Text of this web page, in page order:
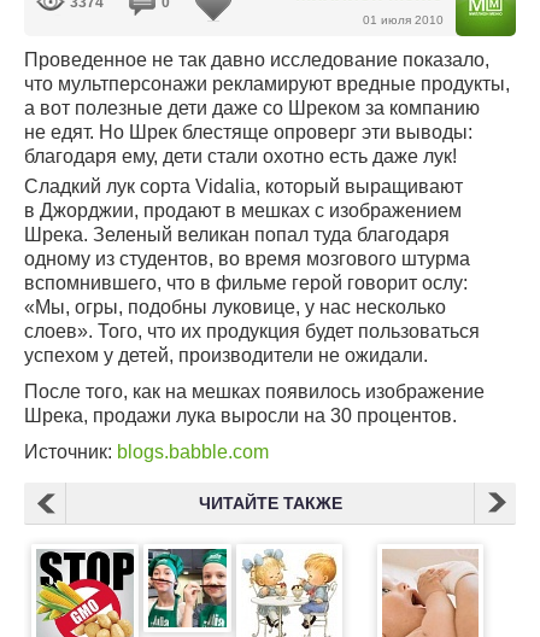
01 июля 2010
Проведенное не так давно исследование показало,
что мультперсонажи рекламируют вредные продукты,
а вот полезные дети даже со Шреком за компанию
не едят. Но Шрек блестяще опроверг эти выводы:
благодаря ему, дети стали охотно есть даже лук!
Сладкий лук сорта Vidalia, который выращивают
в Джорджии, продают в мешках с изображением
Шрека. Зеленый великан попал туда благодаря
одному из студентов, во время мозгового штурма
вспомнившего, что в фильме герой говорит ослу:
«Мы, огры, подобны луковице, у нас несколько
слоев». Того, что их продукция будет пользоваться
успехом у детей, производители не ожидали.
После того, как на мешках появилось изображение
Шрека, продажи лука выросли на 30 процентов.
Источник: blogs.babble.com
ЧИТАЙТЕ ТАКЖЕ